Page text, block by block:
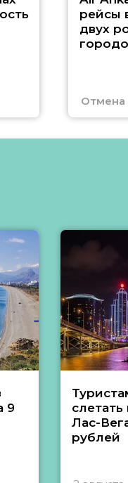
рейсы
двух
Отмена
9
слетать
Лас-
рублей